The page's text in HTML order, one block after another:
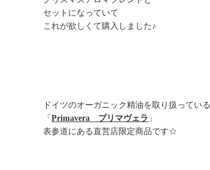
セットになっていて
これが欲しくて購入しました♪
ドイツのオーガニック精油を取り扱っている
「 Primavera プリマヴェラ 」
表参道にある直営店限定商品です☆